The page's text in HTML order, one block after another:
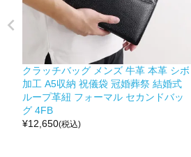
クラッチバッグ メンズ 牛革 本革 シボ
加工 A5収納 祝儀袋 冠婚葬祭 結婚式
ループ革紐 フォーマル セカンドバッ
グ 4FB
¥12,650(税込)